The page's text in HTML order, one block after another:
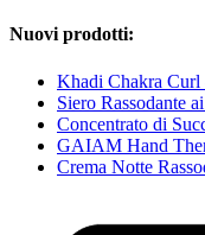
Nuovi prodotti:
Khadi Chakra
Siero Rassodante
Concentrato di
GAIAM Hand
Crema Notte